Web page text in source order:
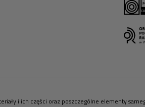
i ich części oraz poszczególne elementy